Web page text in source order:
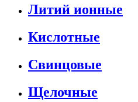
Литий ионные
Кислотные
Свинцовые
Щелочные